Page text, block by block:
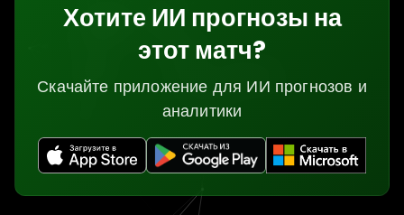
Хотите ИИ прогнозы на
этот матч?
Скачайте приложение для ИИ прогнозов и
аналитики